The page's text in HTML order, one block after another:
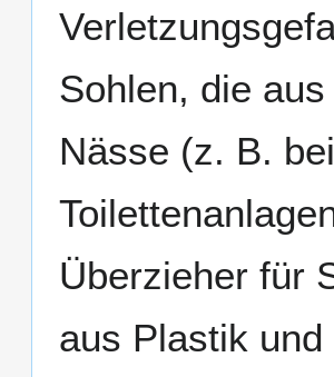
Sohlen, die
Nässe (z. B.
Überzieher für
aus Plastik